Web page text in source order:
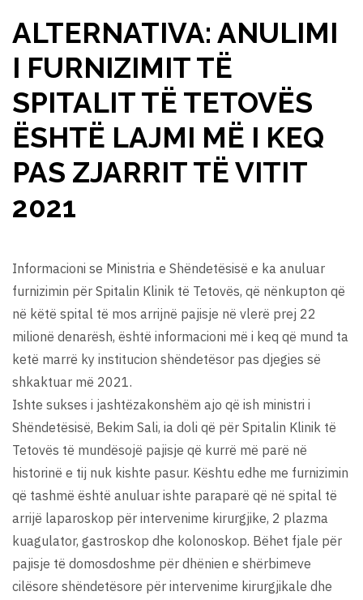
ALTERNATIVA: ANULIMI
I FURNIZIMIT TË
SPITALIT TË TETOVËS
ËSHTË LAJMI MË I KEQ
PAS ZJARRIT TË VITIT
2021
Informacioni se Ministria e Shëndetësisë e ka anuluar
furnizimin për Spitalin Klinik të Tetovës, që nënkupton që
në këtë spital të mos arrijnë pajisje në vlerë prej 22
milionë denarësh, është informacioni më i keq që mund ta
ketë marrë ky institucion shëndetësor pas djegies së
shkaktuar më 2021.
Ishte sukses i jashtëzakonshëm ajo që ish ministri i
Shëndetësisë, Bekim Sali, ia doli që për Spitalin Klinik të
Tetovës të mundësojë pajisje që kurrë më parë në
historinë e tij nuk kishte pasur. Kështu edhe me furnizimin
që tashmë është anuluar ishte paraparë që në spital të
arrijë laparoskop për intervenime kirurgjike, 2 plazma
kuagulator, gastroskop dhe kolonoskop. Bëhet fjale për
pajisje të domosdoshme për dhënien e shërbimeve
cilësore shëndetësore për intervenime kirurgjikale dhe